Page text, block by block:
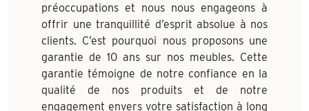
préoccupations et nous nous engageons à
offrir une tranquillité d’esprit absolue à nos
clients. C’est pourquoi nous proposons une
garantie de 10 ans sur nos meubles. Cette
garantie témoigne de notre confiance en la
qualité de nos produits et de notre
engagement envers votre satisfaction à long